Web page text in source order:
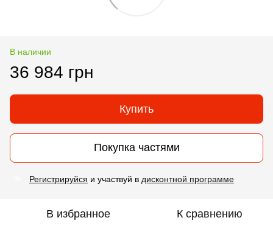
В наличии
36 984 грн
Купить
Покупка частями
Регистрируйся и участвуй в дисконтной программе
В избранное К сравнению